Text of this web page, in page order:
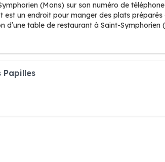
(Mons) sur son numéro de
un endroit pour manger des plats préparés
d’une table de restaurant à Saint-Symphorien
Papilles